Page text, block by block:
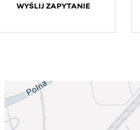
WYŚLIJ ZAPYTANIE